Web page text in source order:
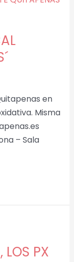
en
Misma
– Sala
PX